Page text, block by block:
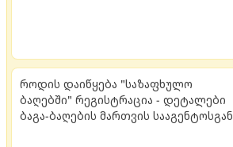
როდის დაიწყება "საზაფხულო
ბაღებში" რეგისტრაცია - დეტალები
ბაგა-ბაღების მართვის სააგენტოსგან